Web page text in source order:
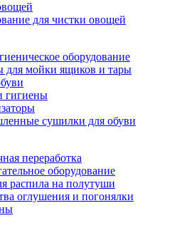
для чистки овощей
оборудование
мойки ящиков и тары
гигиены
сушилки для обуви
переработка
оборудование
распила на полутуши
оглушения и погонялки